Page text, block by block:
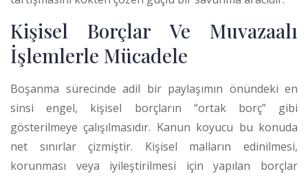
Kişisel Borçlar Ve Muvazaalı
İşlemlerle Mücadele
Boşanma sürecinde adil bir paylaşımın önündeki en
sinsi engel, kişisel borçların “ortak borç” gibi
gösterilmeye çalışılmasıdır. Kanun koyucu bu konuda
net sınırlar çizmiştir. Kişisel malların edinilmesi,
korunması veya iyileştirilmesi için yapılan borçlar